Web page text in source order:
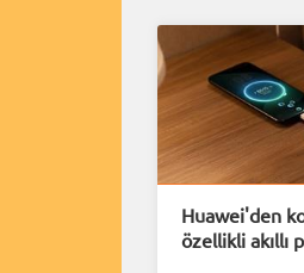
Huawei'den
özellikli akıllı